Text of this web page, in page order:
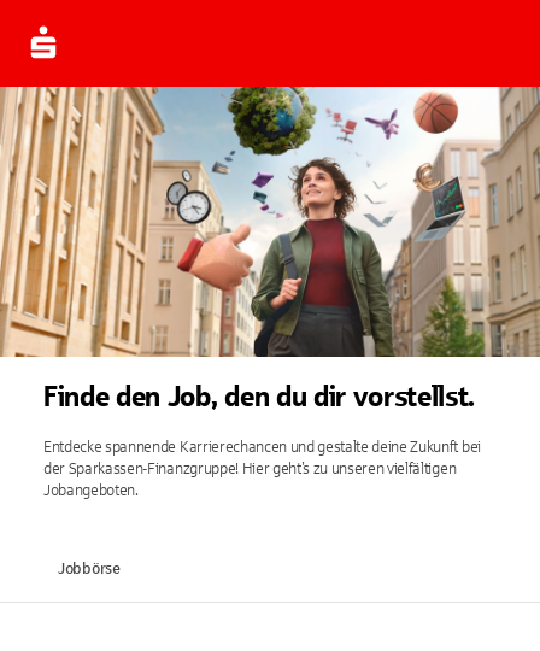
Finde den Job, den du dir vorstellst.
Entdecke spannende Karrierechancen und gestalte deine Zukunft bei
der Sparkassen-Finanzgruppe! Hier geht’s zu unseren vielfältigen
Jobangeboten.
Jobbörse